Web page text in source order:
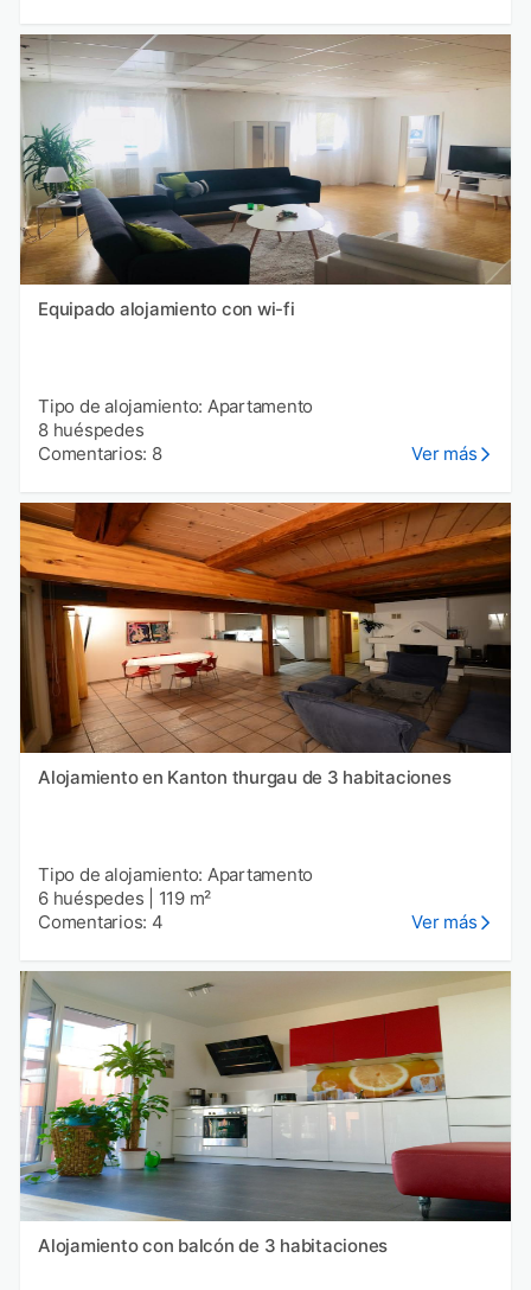
Equipado alojamiento con wi-fi
Tipo de alojamiento: Apartamento
8 huéspedes
Comentarios: 8
Ver más
Alojamiento en Kanton thurgau de 3 habitaciones
Tipo de alojamiento: Apartamento
6 huéspedes
119 m²
Comentarios: 4
Ver más
Alojamiento con balcón de 3 habitaciones